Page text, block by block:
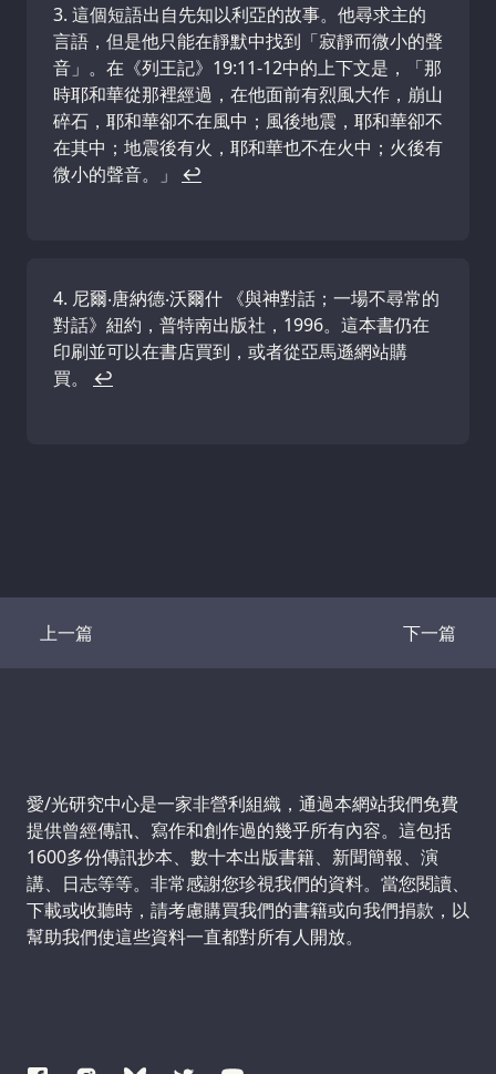
這個短語出自先知以利亞的故事。他尋求主的
言語，但是他只能在靜默中找到「寂靜而微小的聲
音」。在《列王記》19:11-12中的上下文是，「那
時耶和華從那裡經過，在他面前有烈風大作，崩山
碎石，耶和華卻不在風中；風後地震，耶和華卻不
在其中；地震後有火，耶和華也不在火中；火後有
微小的聲音。」 ↩
尼爾‧唐納德‧沃爾什 《與神對話；一場不尋常的
對話》紐約，普特南出版社，1996。這本書仍在
印刷並可以在書店買到，或者從亞馬遜網站購
買。 ↩
上一篇
Transcript 下一篇
Transcript
Support us:
愛/光研究中心是一家非營利組織，通過本網站我們免費
提供曾經傳訊、寫作和創作過的幾乎所有內容。這包括
1600多份傳訊抄本、數十本出版書籍、新聞簡報、演
講、日志等等。非常感謝您珍視我們的資料。當您閱讀、
下載或收聽時，請考慮購買我們的書籍或向我們捐款，以
幫助我們使這些資料一直都對所有人開放。